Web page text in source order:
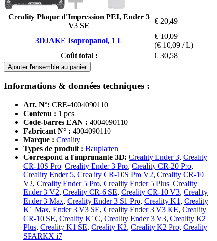
Creality Plaque d'Impression PEI, Ender 3
V3 SE
€ 20,49
3DJAKE Isopropanol, 1 L
€ 10,09
(€ 10,09 / L)
Coût total :
€ 30,58
Ajouter l'ensemble au panier
Informations & données techniques :
Art. N°: CRE-4004090110
Contenu : 1 pcs
Code-barres EAN : 4004090110
Fabricant N° : 4004090110
Marque : Creality
Types de produit : Bauplatten
Correspond à l'imprimante 3D: Creality Ender 3, Creality
CR-10S Pro, Creality Ender 3 Pro, Creality CR-20 Pro,
Creality Ender 5, Creality CR-10S Pro V2, Creality CR-10
V2, Creality Ender 5 Pro, Creality Ender 5 Plus, Creality
Ender 3 V2, Creality CR-6 SE, Creality CR-10 V3, Creality
Ender 3 Max, Creality Ender 3 S1 Pro, Creality K1 , Creality
K1 Max, Ender 3 V3 SE, Creality Ender 3 V3 KE, Creality
CR-10 SE, Creality K1C, Creality Ender 3 V3, Creality K2
Plus, Creality K1 SE, Creality K2, Creality K2 Pro, Creality
SPARKX i7